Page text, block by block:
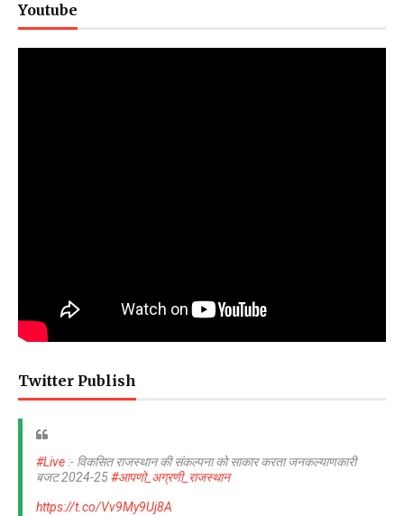
Youtube
Twitter Publish
#Live :- विकसित राजस्थान की संकल्पना को साकार करता जनकल्याणकारी
बजट 2024-25#आपणो_अग्रणी_राजस्थान
https://t.co/Vv9My9Uj8A